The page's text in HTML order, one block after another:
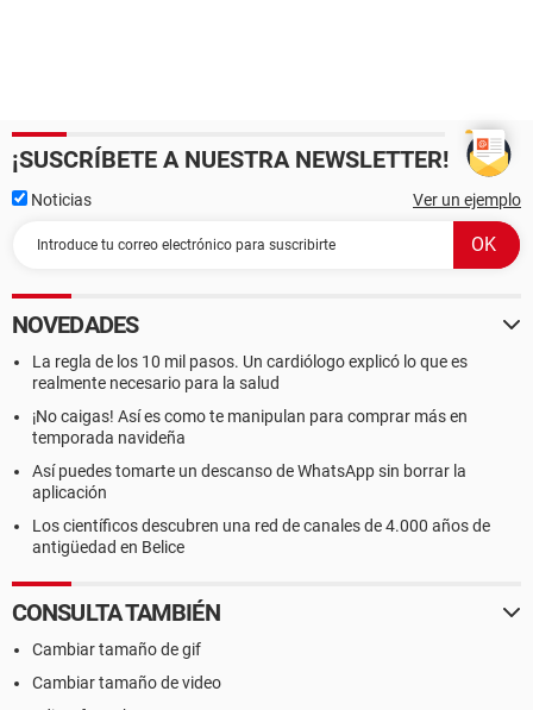
¡SUSCRÍBETE A NUESTRA NEWSLETTER!
Noticias Ver un ejemplo
NOVEDADES
La regla de los 10 mil pasos. Un cardiólogo explicó lo que es
realmente necesario para la salud
¡No caigas! Así es como te manipulan para comprar más en
temporada navideña
Así puedes tomarte un descanso de WhatsApp sin borrar la
aplicación
Los científicos descubren una red de canales de 4.000 años de
antigüedad en Belice
CONSULTA TAMBIÉN
Cambiar tamaño de gif
Cambiar tamaño de video